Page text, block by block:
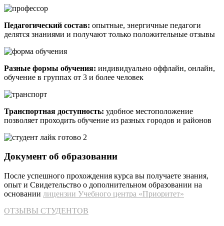
Педагогический состав: опытные, энергичные педагоги
делятся знаниями и получают только положительные отзывы
Разные формы обучения: индивидуально оффлайн, онлайн,
обучение в группах от 3 и более человек
Транспортная доступность: удобное местоположение
позволяет проходить обучение из разных городов и районов
Документ об образовании
После успешного прохождения курса вы получаете знания,
опыт и Свидетельство о дополнительном образовании на
основании лицензии Учебного центра «Приоритет»
ОТЗЫВЫ СТУДЕНТОВ